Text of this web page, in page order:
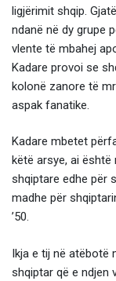
ligjërimit shqip.
ndanë në dy grupe
vlente të mbahej
Kadare provoi se
kolonë zanore të
aspak fanatike.
Kadare mbetet
këtë arsye, ai është
shqiptare edhe për
madhe për
’50.
Ikja e tij në atëbotë
shqiptar që e ndjen